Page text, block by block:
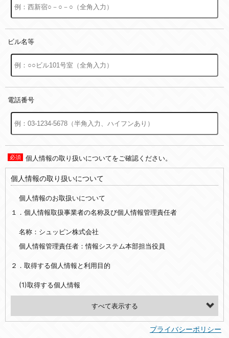
ビル名等
電話番号
個人情報の取り扱いについてをご確認ください。
個人情報の取り扱いについて
個人情報のお取扱いについて
１．個人情報取扱事業者の名称及び個人情報管理責任者
名称：シュッピン株式会社
個人情報管理責任者：情報システム本部担当役員
２．取得する個人情報と利用目的
(1)取得する個人情報
(2)利用目的
プライバシーポリシー